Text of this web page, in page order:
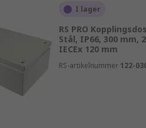
I lager
RS PRO
Stål, IP66, 300 mm,
IECEx 120 mm
RS-artikelnummer 122-